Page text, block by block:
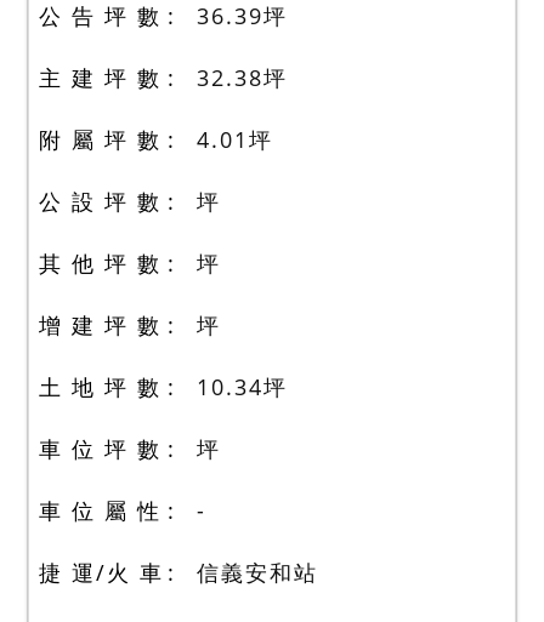
公 告 坪 數 36.39坪
主 建 坪 數 32.38坪
附 屬 坪 數 4.01 坪
公 設 坪 數 坪
其 他 坪 數 坪
增 建 坪 數 坪
土 地 坪 數 10.34坪
車 位 坪 數 坪
車 位 屬 性 -
捷 運/火 車 信義安和站